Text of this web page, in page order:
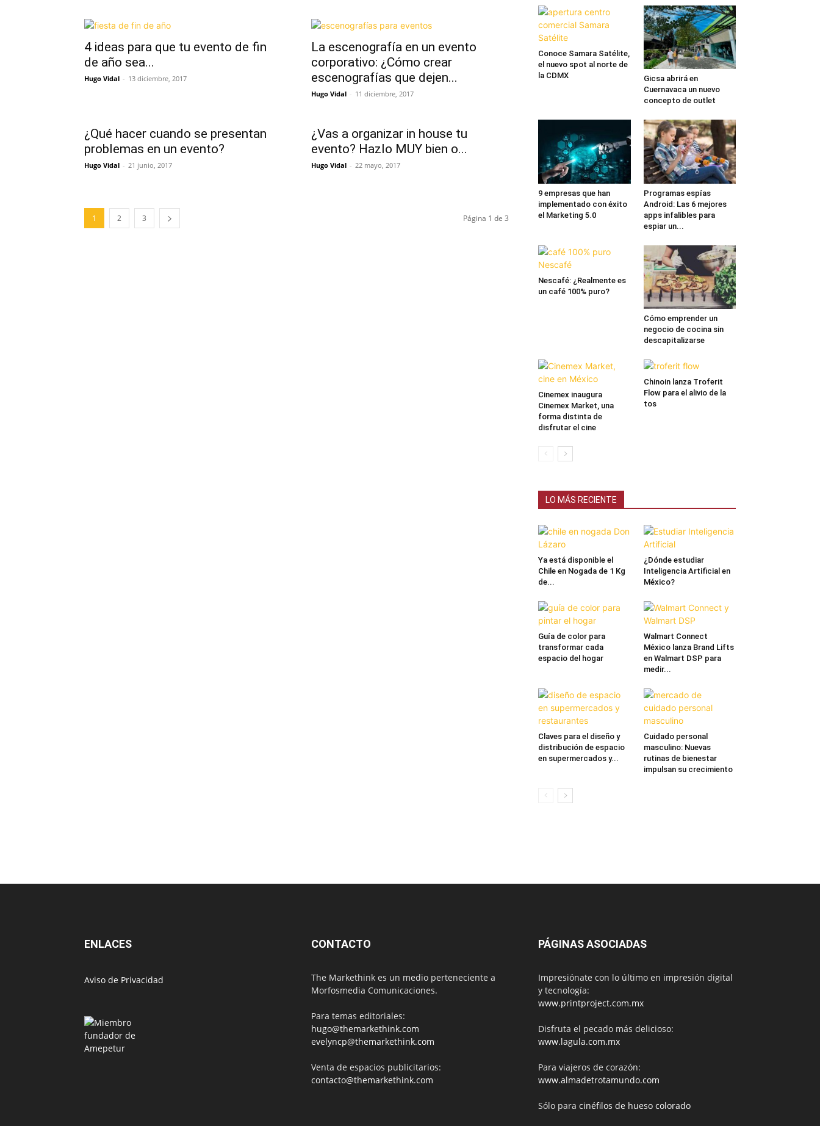
4 ideas para que tu evento de fin
de año sea...
Hugo Vidal - 13 diciembre, 2017
La escenografía en un evento
corporativo: ¿Cómo crear
escenografías que dejen...
Hugo Vidal - 11 diciembre, 2017
¿Qué hacer cuando se presentan
problemas en un evento?
Hugo Vidal - 21 junio, 2017
¿Vas a organizar in house tu
evento? Hazlo MUY bien o...
Hugo Vidal - 22 mayo, 2017
1 2 3 Página 1 de 3
Conoce Samara Satélite,
el nuevo spot al norte de
la CDMX
Gicsa abrirá en
Cuernavaca un nuevo
concepto de outlet
9 empresas que han
implementado con éxito
el Marketing 5.0
Programas espías
Android: Las 6 mejores
apps infalibles para
espiar un...
Nescafé: ¿Realmente es
un café 100% puro?
Cómo emprender un
negocio de cocina sin
descapitalizarse
Cinemex inaugura
Cinemex Market, una
forma distinta de
disfrutar el cine
Chinoin lanza Troferit
Flow para el alivio de la
tos
LO MÁS RECIENTE
Ya está disponible el
Chile en Nogada de 1 Kg
de...
¿Dónde estudiar
Inteligencia Artificial en
México?
Guía de color para
transformar cada
espacio del hogar
Walmart Connect
México lanza Brand Lifts
en Walmart DSP para
medir...
Claves para el diseño y
distribución de espacio
en supermercados y...
Cuidado personal
masculino: Nuevas
rutinas de bienestar
impulsan su crecimiento
ENLACES
Aviso de Privacidad
CONTACTO
The Markethink es un medio perteneciente a
Morfosmedia Comunicaciones.
Para temas editoriales:
hugo@themarkethink.com
evelyncp@themarkethink.com
Venta de espacios publicitarios:
contacto@themarkethink.com
PÁGINAS ASOCIADAS
Impresiónate con lo último en impresión digital
y tecnología:
www.printproject.com.mx
Disfruta el pecado más delicioso:
www.lagula.com.mx
Para viajeros de corazón:
www.almadetrotamundo.com
Sólo para cinéfilos de hueso colorado